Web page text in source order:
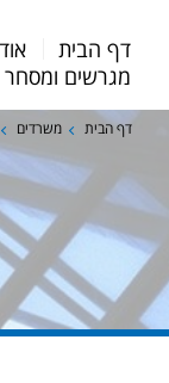
Menu
Bar
דף הבית
מגרשים ומסחר
דף הבית משרדים